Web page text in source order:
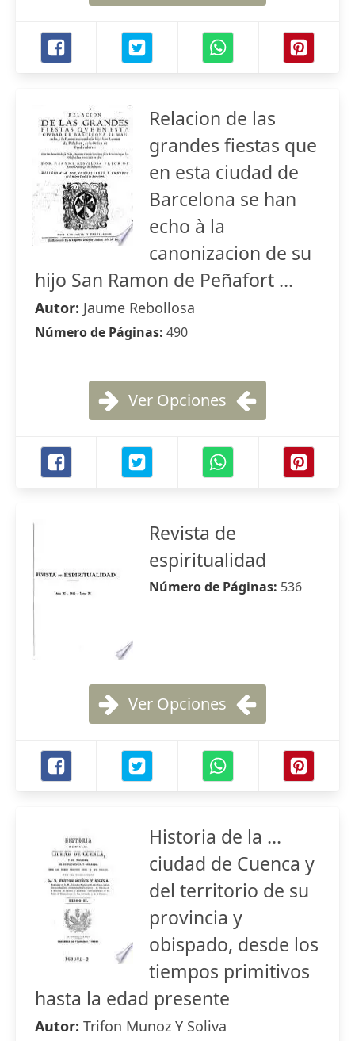
Relacion de las
grandes fiestas que
en esta ciudad de
Barcelona se han
echo à la
canonizacion de su
hijo San Ramon de Peñafort ...
Autor: Jaume Rebollosa
Número de Páginas: 490
Ver Opciones
Revista de
espiritualidad
Número de Páginas: 536
Ver Opciones
Historia de la ...
ciudad de Cuenca y
del territorio de su
provincia y
obispado, desde los
tiempos primitivos
hasta la edad presente
Autor: Trifon Munoz Y Soliva